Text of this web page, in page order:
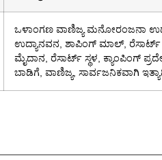
ಒಳಾಂಗಣ ವಾಣಿಜ್ಯ ಮನೋರಂಜನಾ
ಉದ್ಯಾನವನ, ಶಾಪಿಂಗ್ ಮಾಲ್,
ಮೈದಾನ, ರೆಸಾರ್ಟ್ ಸ್ಥಳ, ಕ್ಯಾಂಪಿಂಗ್
ಬಾಡಿಗೆ, ವಾಣಿಜ್ಯ, ಸಾರ್ವಜನಿಕವಾಗಿ